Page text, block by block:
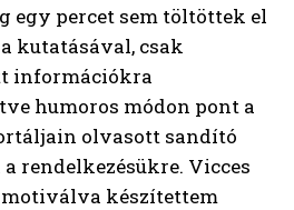
egy percet sem töltöttek el
kutatásával, csak
információkra
humoros módon pont a
olvasott sandító
rendelkezésükre. Vicces
készítettem